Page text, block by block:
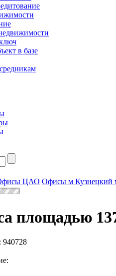
в базе
ЦАО Офисы м Кузнецкий
площадью
940728